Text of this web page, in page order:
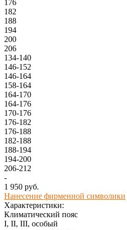
176
182
188
194
200
206
134-140
146-152
146-164
158-164
164-170
164-176
170-176
176-182
176-188
182-188
188-194
194-200
206-212
-
1 950 руб.
Нанесение фирменной символики
Характеристики:
Климатический пояс
I, II, III, особый